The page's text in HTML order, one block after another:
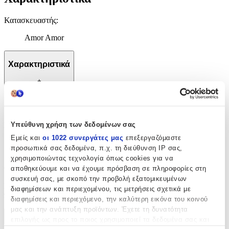
Υπεύθυνη χρήση των δεδομένων σας
Εμείς και οι 1022 συνεργάτες μας επεξεργαζόμαστε
προσωπικά σας δεδομένα, π.χ. τη διεύθυνση IP σας,
χρησιμοποιώντας τεχνολογία όπως cookies για να
αποθηκεύουμε και να έχουμε πρόσβαση σε πληροφορίες στη
συσκευή σας, με σκοπό την προβολή εξατομικευμένων
διαφημίσεων και περιεχομένου, τις μετρήσεις σχετικά με
διαφημίσεις και περιεχόμενο, την καλύτερη εικόνα του κοινού
μας και την ανάπτυξη προϊόντων. Έχετε τη δυνατότητα
Κατασκευαστής:
Amor Amor
Χαρακτηριστικά
+
Χαρακτηριστικά
Κατασκευαστής:
Amor Amor
Αξιολογήσεις
Προς το παρόν δεν υπάρχουν άλλες αξιολογήσεις. Όταν
προστεθούν, θα εμφανιστούν εδώ.